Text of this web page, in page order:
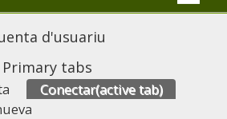
d'usuariu
Primary tabs
Conectar(active tab)